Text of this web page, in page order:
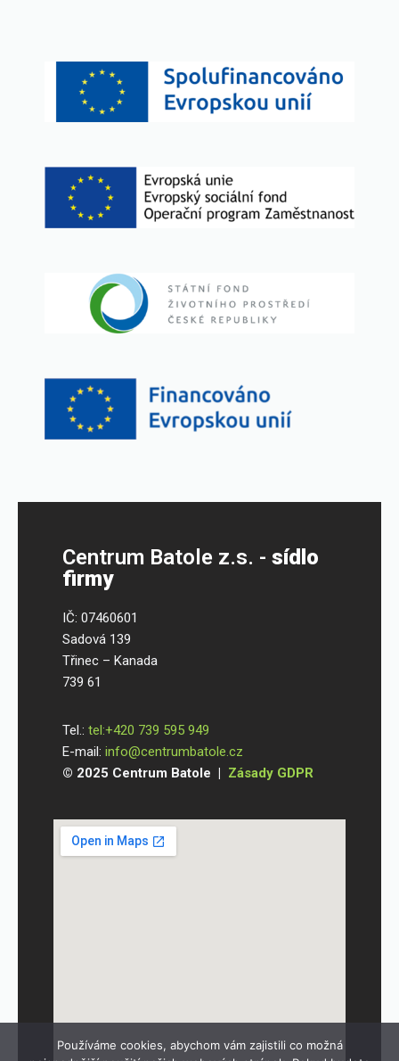
Centrum Batole z.s. - sídlo
firmy
IČ: 07460601
Sadová 139
Třinec – Kanada
739 61
Tel.: tel:+420 739 595 949
E-mail: info@centrumbatole.cz
© 2025 Centrum Batole | Zásady GDPR
Používáme cookies, abychom vám zajistili co možná